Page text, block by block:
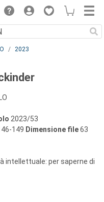
2023
2023/53
149 Dimensione file63
intellettuale: per saperne di